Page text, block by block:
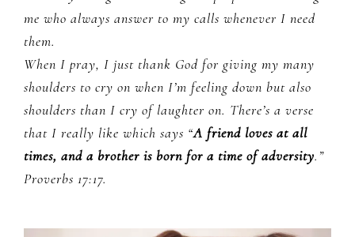
me who always answer to my calls whenever I need
them.
When I pray, I just thank God for giving my many
shoulders to cry on when I’m feeling down but also
shoulders than I cry of laughter on. There’s a verse
that I really like which says “A friend loves at all
times, and a brother is born for a time of adversity.”
Proverbs 17:17.